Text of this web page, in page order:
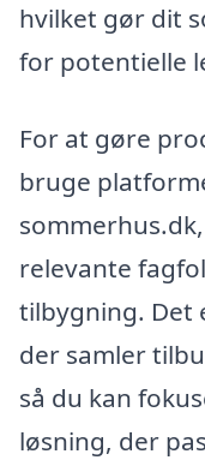
hvilket gør dit
for potentielle
For at gøre
bruge
relevante
tilbygning. Det
der samler
så du kan
løsning, der